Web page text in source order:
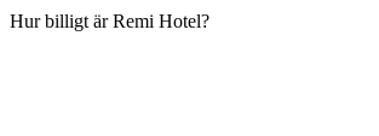
Hur billigt är Remi Hotel?